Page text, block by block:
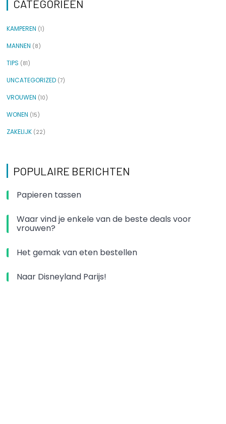
CATEGORIEËN
KAMPEREN (1)
MANNEN (8)
TIPS (81)
UNCATEGORIZED (7)
VROUWEN (10)
WONEN (15)
ZAKELIJK (22)
POPULAIRE BERICHTEN
Papieren tassen
Waar vind je enkele van de beste deals voor
vrouwen?
Het gemak van eten bestellen
Naar Disneyland Parijs!